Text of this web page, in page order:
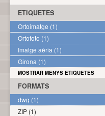
ETIQUETES
Ortoimatge (1)
Ortofoto (1)
Imatge aèria (1)
Girona (1)
MOSTRAR MENYS ETIQUETES
FORMATS
dwg (1)
ZIP (1)